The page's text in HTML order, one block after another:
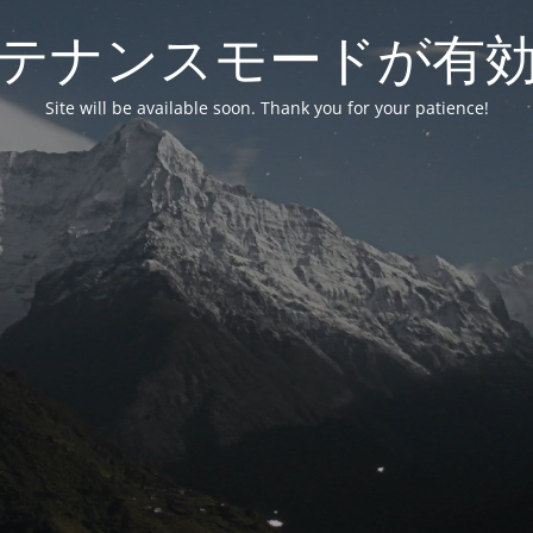
ナンスモードが有
Site will be available soon. Thank you for your patience!